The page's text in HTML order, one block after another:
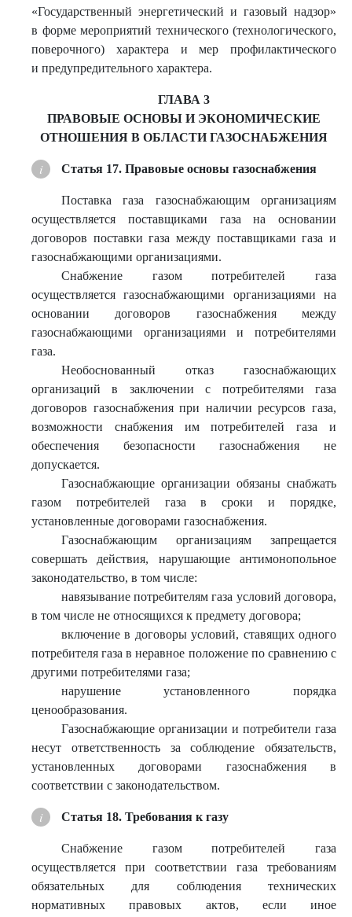
«Государственный энергетический и газовый надзор»
в форме мероприятий технического (технологического,
поверочного) характера и мер профилактического
и предупредительного характера.
ГЛАВА 3
ПРАВОВЫЕ ОСНОВЫ И ЭКОНОМИЧЕСКИЕ
ОТНОШЕНИЯ В ОБЛАСТИ ГАЗОСНАБЖЕНИЯ
Статья 17. Правовые основы газоснабжения
Поставка газа газоснабжающим организациям
осуществляется поставщиками газа на основании
договоров поставки газа между поставщиками газа и
газоснабжающими организациями.
Снабжение газом потребителей газа
осуществляется газоснабжающими организациями на
основании договоров газоснабжения между
газоснабжающими организациями и потребителями
газа.
Необоснованный отказ газоснабжающих
организаций в заключении с потребителями газа
договоров газоснабжения при наличии ресурсов газа,
возможности снабжения им потребителей газа и
обеспечения безопасности газоснабжения не
допускается.
Газоснабжающие организации обязаны снабжать
газом потребителей газа в сроки и порядке,
установленные договорами газоснабжения.
Газоснабжающим организациям запрещается
совершать действия, нарушающие антимонопольное
законодательство, в том числе:
навязывание потребителям газа условий договора,
в том числе не относящихся к предмету договора;
включение в договоры условий, ставящих одного
потребителя газа в неравное положение по сравнению с
другими потребителями газа;
нарушение установленного порядка
ценообразования.
Газоснабжающие организации и потребители газа
несут ответственность за соблюдение обязательств,
установленных договорами газоснабжения в
соответствии с законодательством.
Статья 18. Требования к газу
Снабжение газом потребителей газа
осуществляется при соответствии газа требованиям
обязательных для соблюдения технических
нормативных правовых актов, если иное